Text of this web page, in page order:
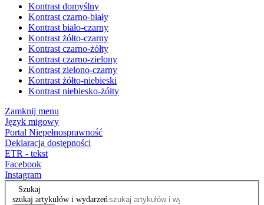
Kontrast domyślny
Kontrast czarno-biały
Kontrast biało-czarny
Kontrast żółto-czarny
Kontrast czarno-żółty
Kontrast czarno-zielony
Kontrast zielono-czarny
Kontrast żółto-niebieski
Kontrast niebiesko-żółty
Zamknij menu
Język migowy
Portal Niepełnosprawność
Deklaracja dostępności
ETR - tekst
Facebook
Instagram
Szukaj
szukaj artykułów i wydarzeń